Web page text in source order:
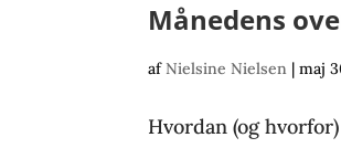
Månedens
afNielsine Nielsen |maj
Hvordan (og